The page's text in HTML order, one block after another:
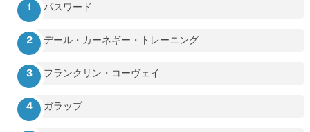
パスワード
デール・カーネギー・トレーニング
フランクリン・コーヴェイ
ガラップ